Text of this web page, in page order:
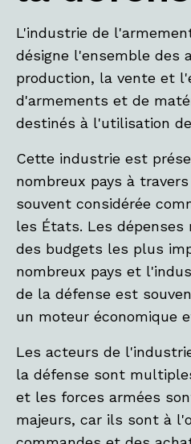
L'industrie de
désigne l'ensemble des
production, la vente et
d'armements et de
destinés à l'utilisation
Cette industrie est
nombreux pays à
souvent considérée
les États. Les
des budgets les plus
nombreux pays et
de la défense est
un moteur économique
Les acteurs de
la défense sont
et les forces armées
majeurs, car ils sont à